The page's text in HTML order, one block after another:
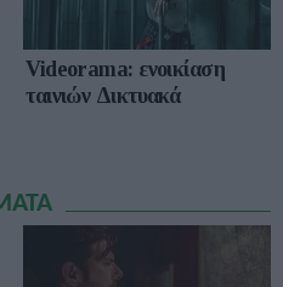
Videorama: ενοικίαση
ταινιών Δικτυακά